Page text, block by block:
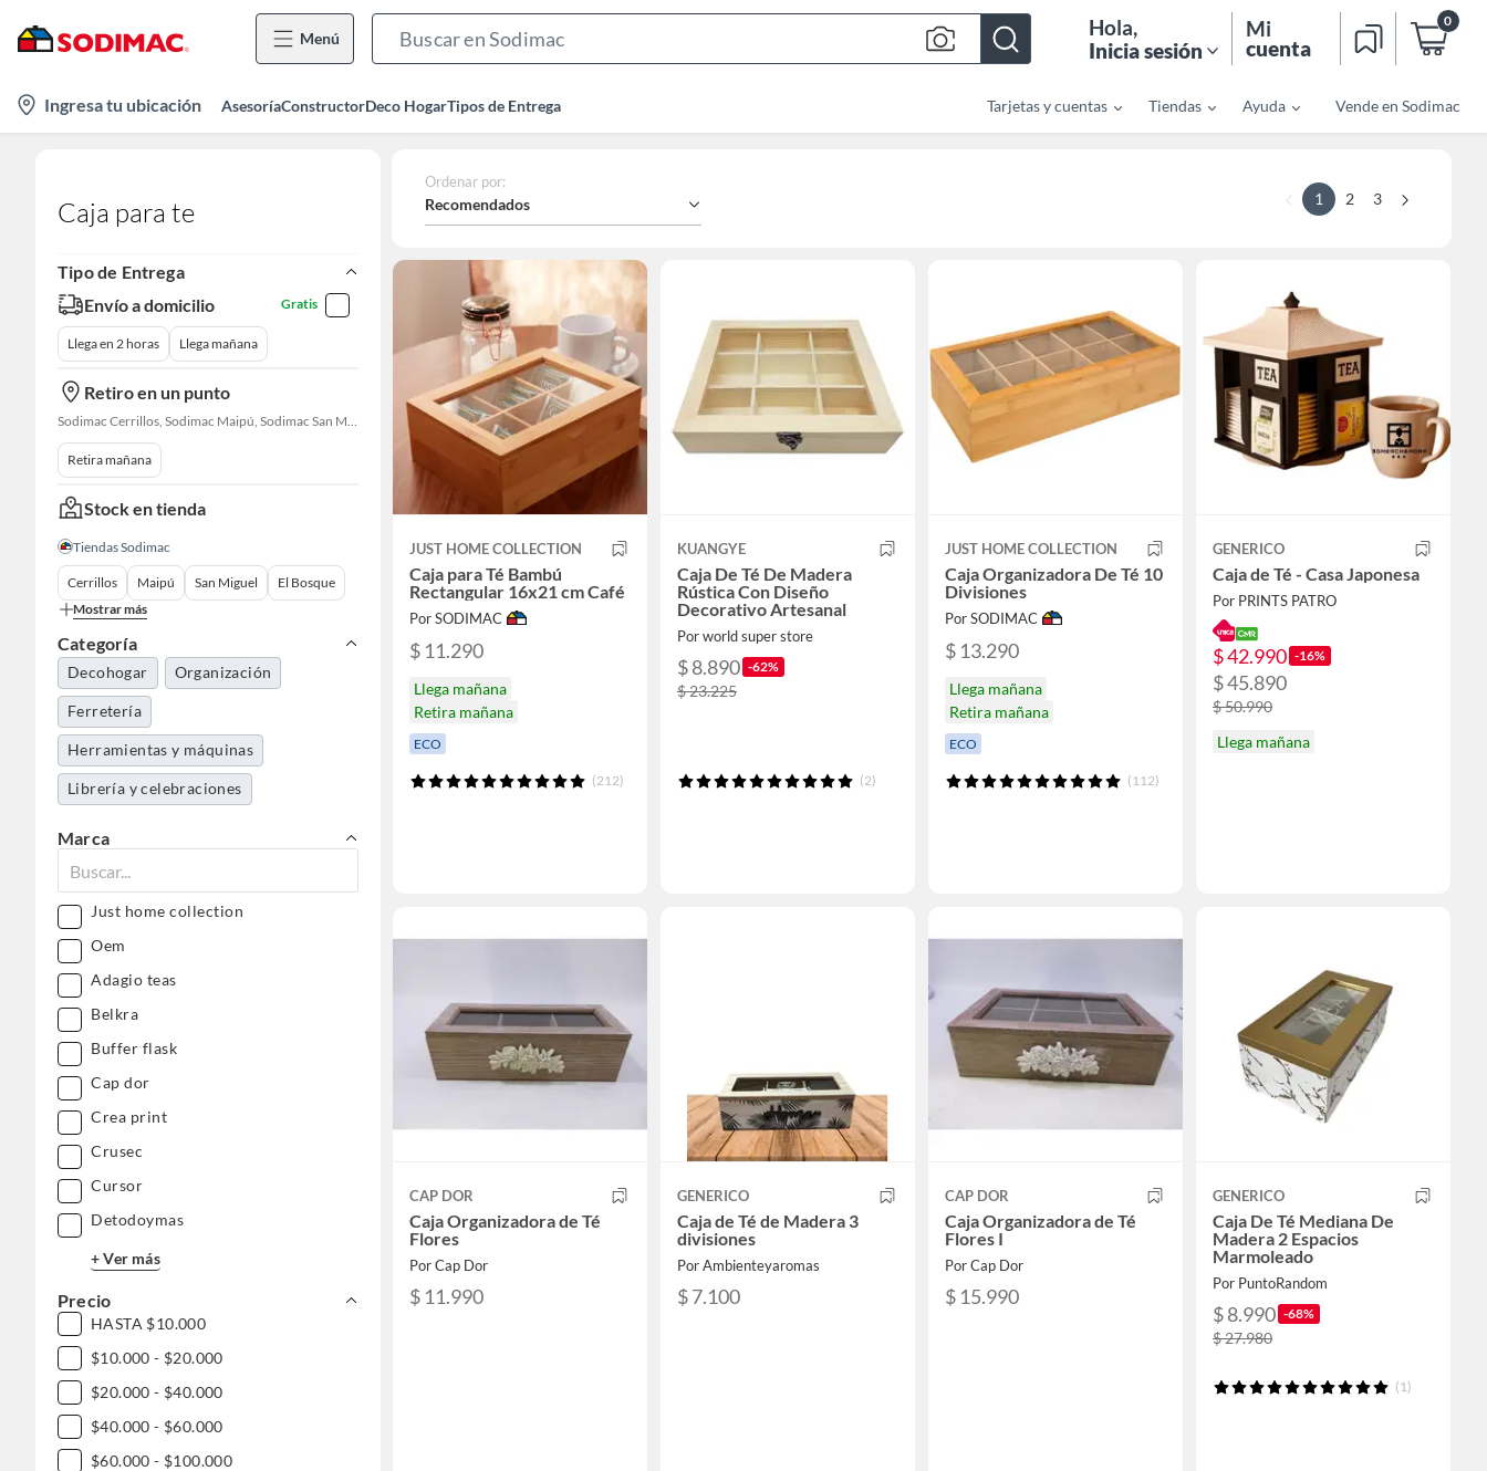
Menú
Bar
Hola,
Inicia sesión
Mi
cuenta
0
location-
icon
Ingresa tu ubicación AsesoríaConstructorDeco HogarTipos de Entrega Tarjetas y cuentas Tiendas Ayuda Vende en Sodimac
Caja para te
Tipo de Entrega
Envío a domicilio
Gratis
Llega en 2 horas Llega mañana
Retiro en un punto
Sodimac Cerrillos, Sodimac Maipú, Sodimac San Miguel, Sodimac El Bosque, Sodimac San Bernardo
Retira mañana
Stock en tienda
Tiendas Sodimac
Cerrillos Maipú San Miguel
El Bosque
Mostrar más
Categoría
Decohogar Organización
Ferretería
Herramientas y máquinas
Librería y celebraciones
Marca
Just home collection
Oem
Adagio teas
Belkra
Buffer flask
Cap dor
Crea print
Crusec
Cursor
Detodoymas
+ Ver más
Precio
HASTA $10.000
$10.000 - $20.000
$20.000 - $40.000
$40.000 - $60.000
$60.000 - $100.000
Ordenar por:
Recomendados 1 2 3
JUST HOME COLLECTION
Caja para Té Bambú
Rectangular 16x21 cm Café
Por SODIMAC
$ 11.290
Llega mañana
Retira mañana
ECO
(212)
KUANGYE
Caja De Té De Madera
Rústica Con Diseño
Decorativo Artesanal
Por world super store
$ 8.890 -62%
$ 23.225
(2)
JUST HOME COLLECTION
Caja Organizadora De Té 10
Divisiones
Por SODIMAC
$ 13.290
Llega mañana
Retira mañana
ECO
(112)
GENERICO
Caja de Té - Casa Japonesa
Por PRINTS PATRO
$ 42.990 -16%
$ 45.890
$ 50.990
Llega mañana
CAP DOR
Caja Organizadora de Té
Flores
Por Cap Dor
$ 11.990
GENERICO
Caja de Té de Madera 3
divisiones
Por Ambienteyaromas
$ 7.100
CAP DOR
Caja Organizadora de Té
Flores I
Por Cap Dor
$ 15.990
GENERICO
Caja De Té Mediana De
Madera 2 Espacios
Marmoleado
Por PuntoRandom
$ 8.990 -68%
$ 27.980
(1)